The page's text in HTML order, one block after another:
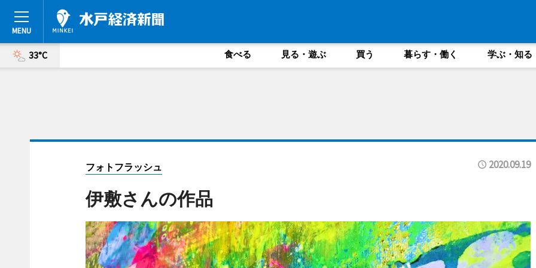
33°C 食べる 見る・遊ぶ 買う 暮らす・働く 学ぶ・知る
フォトフラッシュ 2020.09.19
伊敷さんの作品